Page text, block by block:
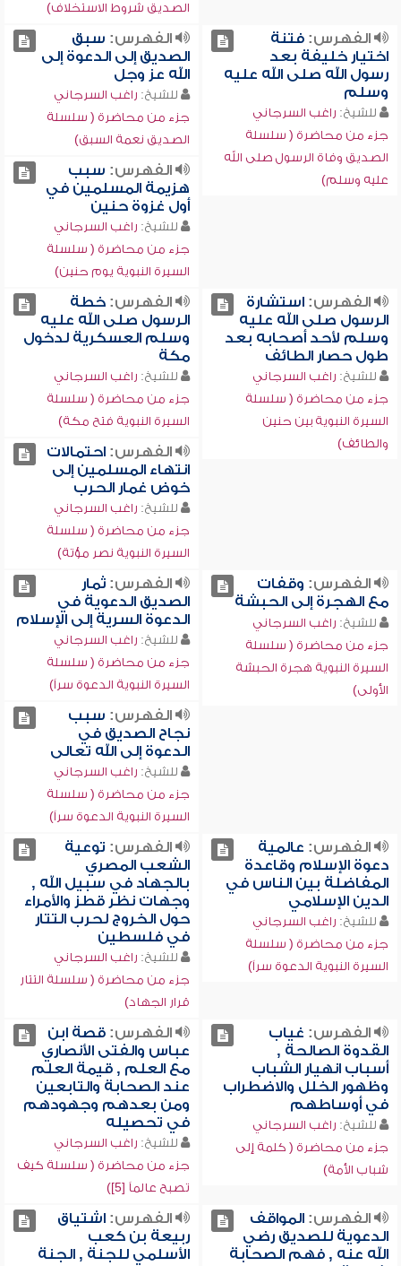
الصديق شروط الاستخلاف)
الفهرس:فتنة
اختيار خليفة بعد
رسول الله صلى الله عليه
وسلم
للشيخ: راغب السرجاني
جزء من محاضرة ( سلسلة
الصديق وفاة الرسول صلى الله
عليه وسلم)
الفهرس: سبق
الصديق إلى الدعوة إلى
الله عز وجل
للشيخ: راغب السرجاني
جزء من محاضرة ( سلسلة
الصديق نعمة السبق)
الفهرس: سبب
هزيمة المسلمين في
أول غزوة حنين
للشيخ: راغب السرجاني
جزء من محاضرة ( سلسلة
السيرة النبوية يوم حنين)
الفهرس:استشارة
الرسول صلى الله عليه
وسلم لأحد أصحابه بعد
طول حصار الطائف
للشيخ: راغب السرجاني
جزء من محاضرة ( سلسلة
السيرة النبوية بين حنين
والطائف)
الفهرس:خطة
الرسول صلى الله عليه
وسلم العسكرية لدخول
مكة
للشيخ: راغب السرجاني
جزء من محاضرة ( سلسلة
السيرة النبوية فتح مكة)
الفهرس:احتمالات
انتهاء المسلمين إلى
خوض غمار الحرب
للشيخ: راغب السرجاني
جزء من محاضرة ( سلسلة
السيرة النبوية نصر مؤتة)
الفهرس: وقفات
مع الهجرة إلى الحبشة
للشيخ: راغب السرجاني
جزء من محاضرة ( سلسلة
السيرة النبوية هجرة الحبشة
الأولى)
الفهرس:ثمار
الصديق الدعوية في
الدعوة السرية إلى الإسلام
للشيخ: راغب السرجاني
جزء من محاضرة ( سلسلة
السيرة النبوية الدعوة سراً)
الفهرس: سبب
نجاح الصديق في
الدعوة إلى الله تعالى
للشيخ: راغب السرجاني
جزء من محاضرة ( سلسلة
السيرة النبوية الدعوة سراً)
الفهرس: عالمية
دعوة الإسلام وقاعدة
المفاضلة بين الناس في
الدين الإسلامي
للشيخ: راغب السرجاني
جزء من محاضرة ( سلسلة
السيرة النبوية الدعوة سراً)
الفهرس: توعية
الشعب المصري
بالجهاد في سبيل الله ,
وجهات نظر قطز والأمراء
حول الخروج لحرب التتار
في فلسطين
للشيخ: راغب السرجاني
جزء من محاضرة ( سلسلة التتار
قرار الجهاد)
الفهرس: غياب
القدوة الصالحة ,
أسباب انهيار الشباب
وظهور الخلل والاضطراب
في أوساطهم
للشيخ: راغب السرجاني
جزء من محاضرة ( كلمة إلى
شباب الأمة)
الفهرس:قصة ابن
عباس والفتى الأنصاري
مع العلم , قيمة العلم
عند الصحابة والتابعين
ومن بعدهم وجهودهم
في تحصيله
للشيخ: راغب السرجاني
جزء من محاضرة ( سلسلة كيف
تصبح عالماً [5])
الفهرس:المواقف
الدعوية للصديق رضي
الله عنه , فهم الصحابة
الفهرس:اشتياق
ربيعة بن كعب
الأسلمي للجنة , الجنة